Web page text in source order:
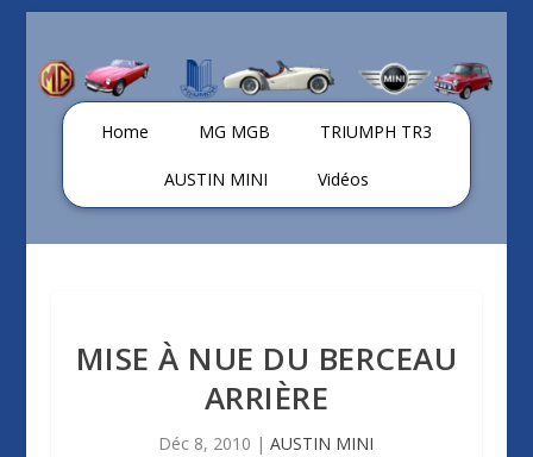
Home MG MGB TRIUMPH TR3
AUSTIN MINI Vidéos
MISE À NUE DU BERCEAU
ARRIÈRE
Déc 8, 2010 |AUSTIN MINI